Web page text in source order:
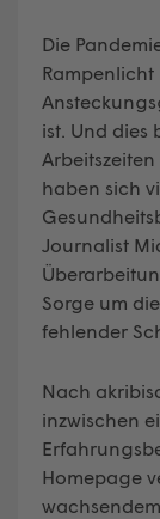
Die
ist. Und
haben sich
Journalist
Sorge um
fehlender
Nach
inzwischen
Homepage